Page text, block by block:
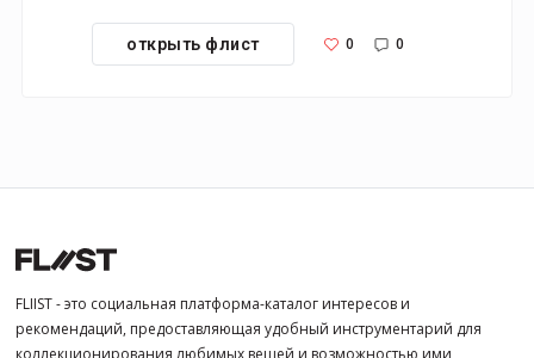
открыть флист 0 0
FLIIST - это социальная платформа-каталог интересов и
рекомендаций, предоставляющая удобный инструментарий для
коллекционирования любимых вещей и возможностью ими